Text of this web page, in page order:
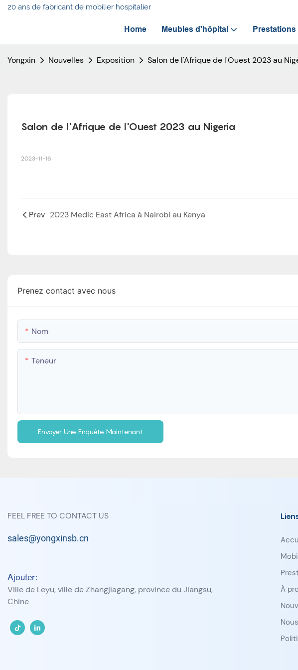
20 ans de fabricant de mobilier hospitalier
Home Meubles d'hôpital
Yongxin Nouvelles Exposition Salon de l'Afrique de l'Ouest 2023 au
Salon de l'Afrique de l'Ouest 2023 au Nigeria
2023-11-16
Prev 2023 Medic East Africa à Nairobi au Kenya
Prenez contact avec nous
Nom
Teneur
Envoyer Une Enquête Maintenant
FEEL FREE TO CONTACT US
sales@yongxinsb.cn
Ajouter:
Ville de Leyu, ville de Zhangjiagang, province du Jiangsu,
Chine
À